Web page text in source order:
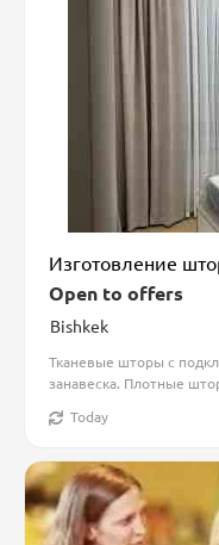
Bishkek
Open to offers
Тканевые шторы с
занавеска. Плотные
Today